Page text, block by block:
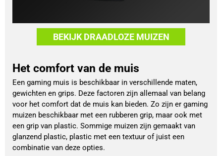
BEKIJK DRAADLOZE MUIZEN
Het comfort van de muis
Een gaming muis is beschikbaar in verschillende maten,
gewichten en grips. Deze factoren zijn allemaal van belang
voor het comfort dat de muis kan bieden. Zo zijn er gaming
muizen beschikbaar met een rubberen grip, maar ook met
een grip van plastic. Sommige muizen zijn gemaakt van
glanzend plastic, plastic met een textuur of juist een
combinatie van deze opties.